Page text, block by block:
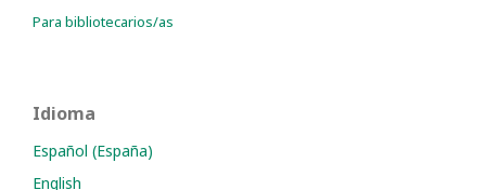
Para bibliotecarios/as
Idioma
Español (España)
English